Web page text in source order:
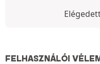
FELHASZNÁLÓI